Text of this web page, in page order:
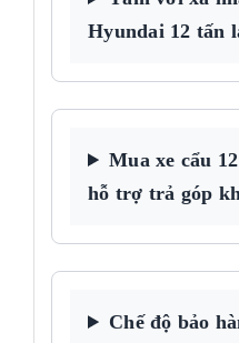
Hyundai 12 tấn
Mua xe cẩu
hỗ trợ trả góp
Chế độ bảo